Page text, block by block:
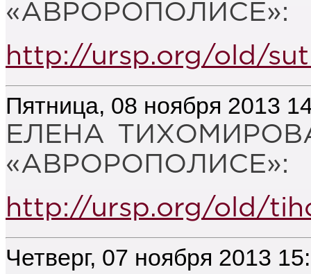
«АВРОРОПОЛИСЕ»:
http://ursp.org/old/
Пятница, 08 ноября 2013
ЕЛЕНА
«АВРОРОПОЛИСЕ»:
http://ursp.org/old/
Четверг, 07 ноября 2013